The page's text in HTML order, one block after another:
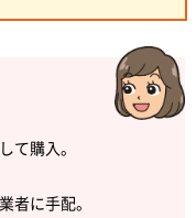
て購入。
者に手配。